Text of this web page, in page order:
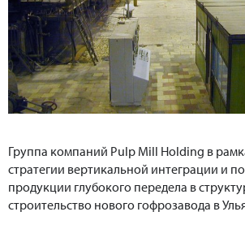
Группа компаний Pulp Mill Holding в
стратегии вертикальной интеграции и
продукции глубокого передела в
строительство нового гофрозавода в